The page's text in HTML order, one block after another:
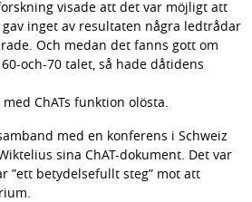
visade att det var möjligt att
gav inget av resultaten några ledtrådar
Och medan det fanns gott om
och-70 talet, så hade dåtidens
ChATs funktion olösta.
med en konferens i Schweiz
sina ChAT-dokument. Det var
”ett betydelsefullt steg” mot att